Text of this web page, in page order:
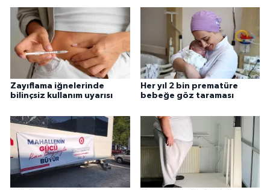
Zayıflama iğnelerinde
bilinçsiz kullanım uyarısı
Her yıl 2 bin prematüre
bebeğe göz taraması